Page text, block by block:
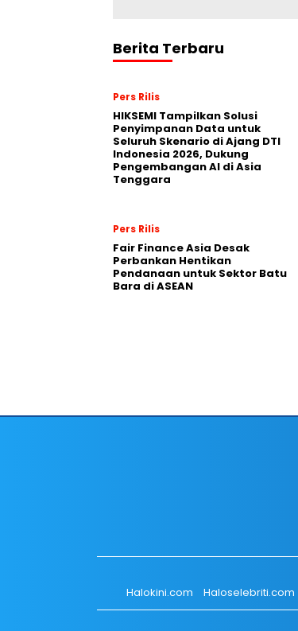
Berita Terbaru
Pers Rilis
HIKSEMI Tampilkan Solusi
Penyimpanan Data untuk
Seluruh Skenario di Ajang DTI
Indonesia 2026, Dukung
Pengembangan AI di Asia
Tenggara
Pers Rilis
Fair Finance Asia Desak
Perbankan Hentikan
Pendanaan untuk Sektor Batu
Bara di ASEAN
Halokini.com
Haloselebriti.com